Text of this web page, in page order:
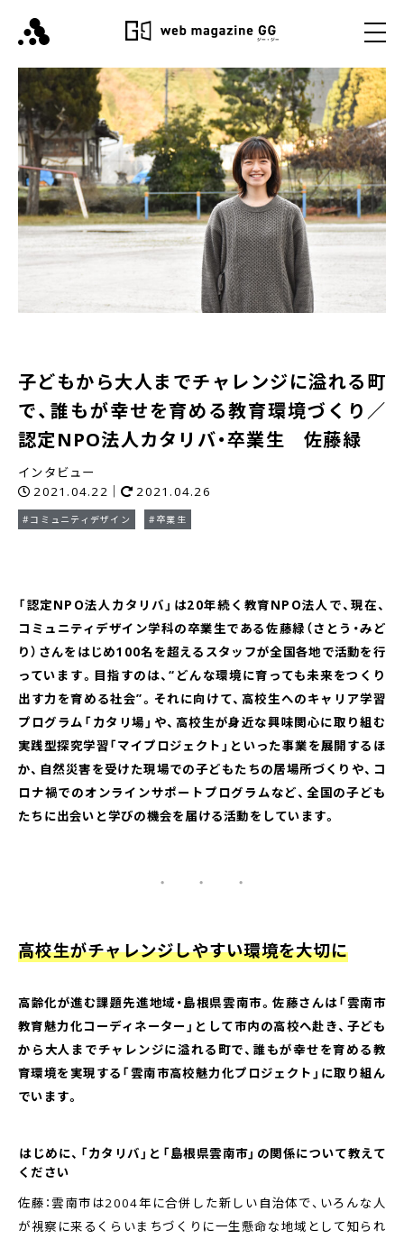
子どもから大人までチャレンジに溢れる町
で、誰もが幸せを育める教育環境づくり／
認定NPO法人カタリバ・卒業生 佐藤緑
インタビュー
2021.04.22｜
2021.04.26
#コミュニティデザイン #卒業生
「認定NPO法人カタリバ」は20年続く教育NPO法人で、現在、
コミュニティデザイン学科の卒業生である佐藤緑（さとう・みど
り）さんをはじめ100名を超えるスタッフが全国各地で活動を行
っています。目指すのは、“どんな環境に育っても未来をつくり
出す力を育める社会”。それに向けて、高校生へのキャリア学習
プログラム「カタリ場」や、高校生が身近な興味関心に取り組む
実践型探究学習「マイプロジェクト」といった事業を展開するほ
か、自然災害を受けた現場での子どもたちの居場所づくりや、コ
ロナ禍でのオンラインサポートプログラムなど、全国の子ども
たちに出会いと学びの機会を届ける活動をしています。
・ ・ ・
高校生がチャレンジしやすい環境を大切に
高齢化が進む課題先進地域・島根県雲南市。佐藤さんは「雲南市
教育魅力化コーディネーター」として市内の高校へ赴き、子ども
から大人までチャレンジに溢れる町で、誰もが幸せを育める教
育環境を実現する「雲南市高校魅力化プロジェクト」に取り組ん
でいます。
――はじめに、「カタリバ」と「島根県雲南市」の関係について教えて
ください
佐藤：雲南市は2004年に合併した新しい自治体で、いろんな人
が視察に来るくらいまちづくりに一生懸命な地域として知られ